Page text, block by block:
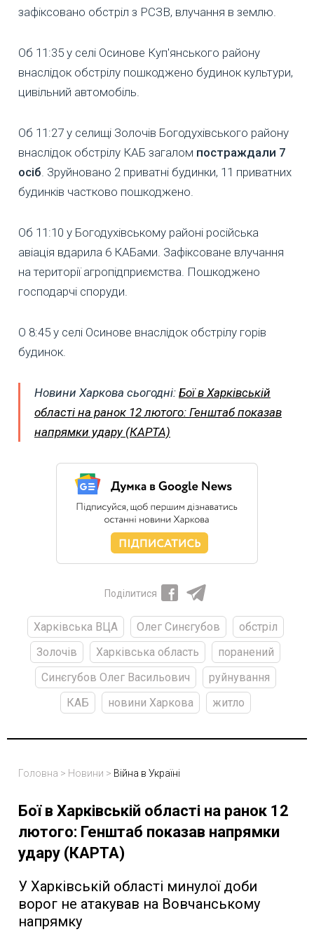
зафіксовано обстріл з РСЗВ, влучання в землю.
Об 11:35 у селі Осинове Куп'янського району
внаслідок обстрілу пошкоджено будинок культури,
цивільний автомобіль.
Об 11:27 у селищі Золочів Богодухівського району
внаслідок обстрілу КАБ загалом постраждали 7
осіб . Зруйновано 2 приватні будинки, 11 приватних
будинків частково пошкоджено.
Об 11:10 у Богодухівському районі російська
авіація вдарила 6 КАБами. Зафіксоване влучання
на території агропідприємства. Пошкоджено
господарчі споруди.
О 8:45 у селі Осинове внаслідок обстрілу горів
будинок.
Новини Харкова сьогодні: Бої в Харківській
області на ранок 12 лютого: Генштаб показав
напрямки удару (КАРТА)
Поділитися
Харківська ВЦА Олег Синєгубов
обстріл
Золочів
Харківська область
поранений
Синєгубов Олег Васильович
руйнування
КАБ
новини Харкова житло
Головна > Новини > Війна в Україні
Бої в Харківській області на ранок 12
лютого: Генштаб показав напрямки
удару (КАРТА)
У Харківській області минулої доби
ворог не атакував на Вовчанському
напрямку